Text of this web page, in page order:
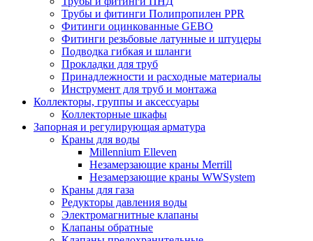
Трубы и фитинги Полипропилен PPR
Фитинги оцинкованные GEBO
Фитинги резьбовые латунные и штуцеры
Подводка гибкая и шланги
Прокладки для труб
Принадлежности и расходные материалы
Инструмент для труб и монтажа
Коллекторы, группы и аксессуары
Коллекторные шкафы
Запорная и регулирующая арматура
Краны для воды
Millennium Elleven
Незамерзающие краны Merrill
Незамерзающие краны WWSystem
Краны для газа
Редукторы давления воды
Электромагнитные клапаны
Клапаны обратные